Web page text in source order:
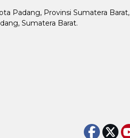
Padang, Provinsi Sumatera Barat,
Sumatera Barat.